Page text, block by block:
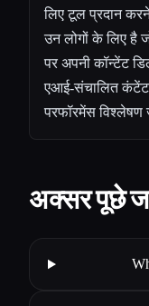
लिए टूल प्रदान
उन लोगों के लिए है
पर अपनी कॉन्टेंट
एआई-संचालित
परफॉरमेंस विश्लेषण
अक्सर पूछे